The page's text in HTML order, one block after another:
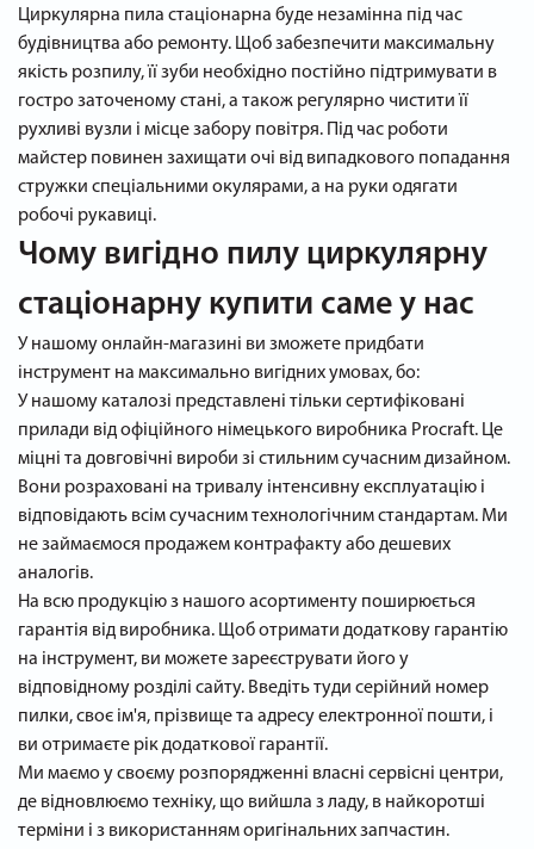
Циркулярна пила стаціонарна буде незамінна під час
будівництва або ремонту. Щоб забезпечити максимальну
якість розпилу, її зуби необхідно постійно підтримувати в
гостро заточеному стані, а також регулярно чистити її
рухливі вузли і місце забору повітря. Під час роботи
майстер повинен захищати очі від випадкового попадання
стружки спеціальними окулярами, а на руки одягати
робочі рукавиці.
Чому вигідно пилу циркулярну
стаціонарну купити саме у нас
У нашому онлайн-магазині ви зможете придбати
інструмент на максимально вигідних умовах, бо:
У нашому каталозі представлені тільки сертифіковані
прилади від офіційного німецького виробника Procraft. Це
міцні та довговічні вироби зі стильним сучасним дизайном.
Вони розраховані на тривалу інтенсивну експлуатацію і
відповідають всім сучасним технологічним стандартам. Ми
не займаємося продажем контрафакту або дешевих
аналогів.
На всю продукцію з нашого асортименту поширюється
гарантія від виробника. Щоб отримати додаткову гарантію
на інструмент, ви можете зареєструвати його у
відповідному розділі сайту. Введіть туди серійний номер
пилки, своє ім'я, прізвище та адресу електронної пошти, і
ви отримаєте рік додаткової гарантії.
Ми маємо у своєму розпорядженні власні сервісні центри,
де відновлюємо техніку, що вийшла з ладу, в найкоротші
терміни і з використанням оригінальних запчастин.